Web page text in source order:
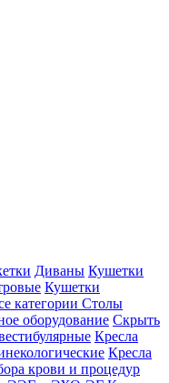
Диваны Кушетки
Кушетки
категории Столы
оборудование Скрыть
Кресла
Кресла
крови и процедур